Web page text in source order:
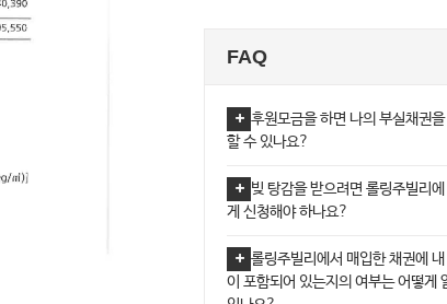
FAQ
후원모금을 하면 나의 부실채권
할 수 있나요?
빚 탕감을 받으려면 롤링주빌리
게 신청해야 하나요?
롤링주빌리에서 매입한 채권에
이 포함되어 있는지의 여부는 어떻게